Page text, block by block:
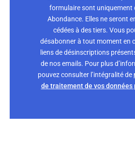
formulaire sont uniquement
Abondance. Elles ne seront
cédées à des tiers. Vous
désabonner à tout moment en
liens de désinscriptions
de nos emails. Pour plus
pouvez consulter l’intégralité de
de traitement de vos données